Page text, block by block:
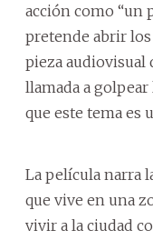
acción como “un
pretende abrir
pieza audiovisual
llamada a
que este tema es
La película narra
que vive en una
vivir a la ciudad